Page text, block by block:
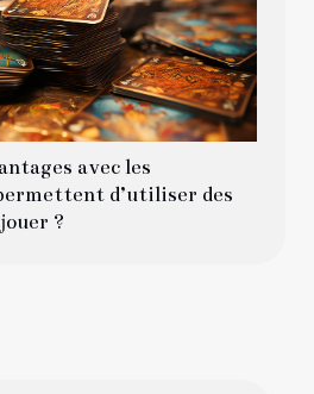
avec les
d’utiliser des
?